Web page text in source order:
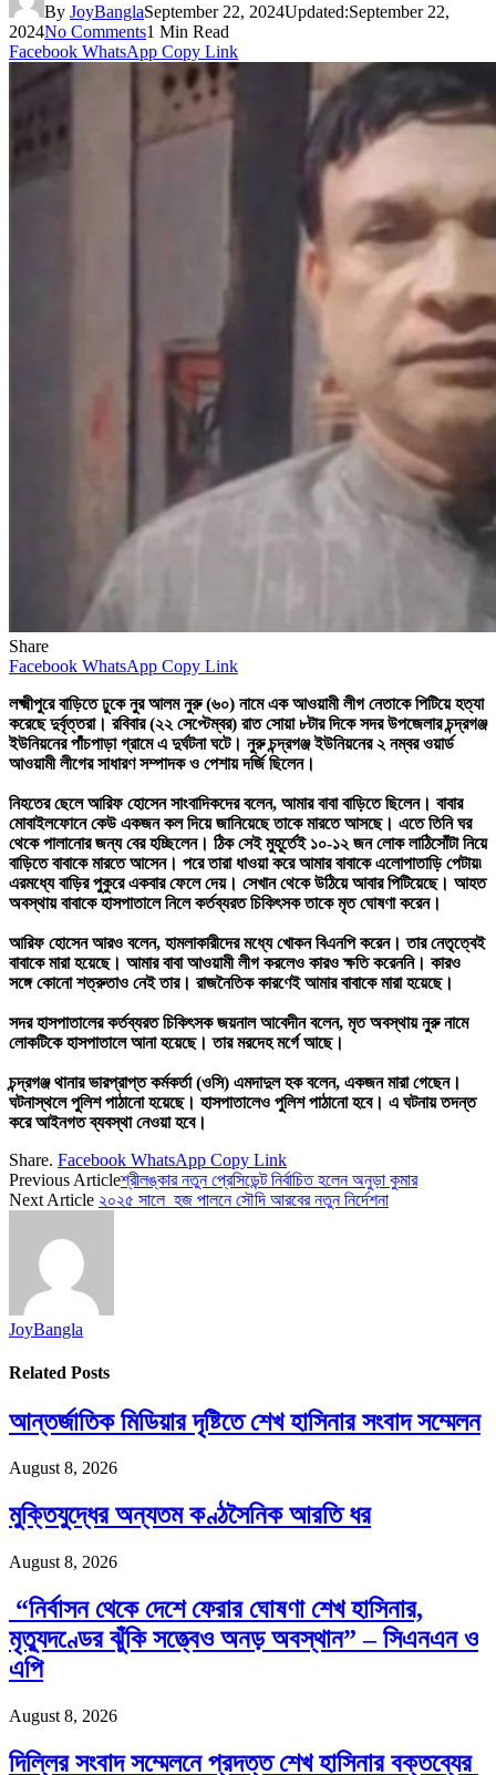
By JoyBanglaSeptember 22, 2024Updated:September 22,
2024No Comments1 Min Read
Facebook WhatsApp Copy Link
Share
Facebook WhatsApp Copy Link
লক্ষ্মীপুরে বাড়িতে ঢুকে নুর আলম নুরু (৬০) নামে এক আওয়ামী লীগ নেতাকে পিটিয়ে হত্যা
করেছে দুর্বৃত্তরা। রবিবার (২২ সেপ্টেম্বর) রাত সোয়া ৮টার দিকে সদর উপজেলার চন্দ্রগঞ্জ
ইউনিয়নের পাঁচপাড়া গ্রামে এ দুর্ঘটনা ঘটে। নুরু চন্দ্রগঞ্জ ইউনিয়নের ২ নম্বর ওয়ার্ড
আওয়ামী লীগের সাধারণ সম্পাদক ও পেশায় দর্জি ছিলেন।
নিহতের ছেলে আরিফ হোসেন সাংবাদিকদের বলেন, আমার বাবা বাড়িতে ছিলেন। বাবার
মোবাইলফোনে কেউ একজন কল দিয়ে জানিয়েছে তাকে মারতে আসছে। এতে তিনি ঘর
থেকে পালানোর জন্য বের হচ্ছিলেন। ঠিক সেই মুহূর্তেই ১০-১২ জন লোক লাঠিসোঁটা নিয়ে
বাড়িতে বাবাকে মারতে আসেন। পরে তারা ধাওয়া করে আমার বাবাকে এলোপাতাড়ি পেটায়৷
এরমধ্যে বাড়ির পুকুরে একবার ফেলে দেয়। সেখান থেকে উঠিয়ে আবার পিটিয়েছে। আহত
অবস্থায় বাবাকে হাসপাতালে নিলে কর্তব্যরত চিকিৎসক তাকে মৃত ঘোষণা করেন।
আরিফ হোসেন আরও বলেন, হামলাকারীদের মধ্যে খোকন বিএনপি করেন। তার নেতৃত্বেই
বাবাকে মারা হয়েছে। আমার বাবা আওয়ামী লীগ করলেও কারও ক্ষতি করেননি। কারও
সঙ্গে কোনো শত্রুতাও নেই তার। রাজনৈতিক কারণেই আমার বাবাকে মারা হয়েছে।
সদর হাসপাতালের কর্তব্যরত চিকিৎসক জয়নাল আবেদীন বলেন, মৃত অবস্থায় নুরু নামে
লোকটিকে হাসপাতালে আনা হয়েছে। তার মরদেহ মর্গে আছে।
চন্দ্রগঞ্জ থানার ভারপ্রাপ্ত কর্মকর্তা (ওসি) এমদাদুল হক বলেন, একজন মারা গেছেন।
ঘটনাস্থলে পুলিশ পাঠানো হয়েছে। হাসপাতালেও পুলিশ পাঠানো হবে। এ ঘটনায় তদন্ত
করে আইনগত ব্যবস্থা নেওয়া হবে।
Share. Facebook WhatsApp Copy Link
Previous Articleশ্রীলঙ্কার নতুন প্রেসিডেন্ট নির্বাচিত হলেন অনুড়া কুমার
Next Article ২০২৫ সালে হজ পালনে সৌদি আরবের নতুন নির্দেশনা
JoyBangla
Related Posts
আন্তর্জাতিক মিডিয়ার দৃষ্টিতে শেখ হাসিনার সংবাদ সম্মেলন
August 8, 2026
মুক্তিযুদ্ধের অন্যতম কণ্ঠসৈনিক আরতি ধর
August 8, 2026
“নির্বাসন থেকে দেশে ফেরার ঘোষণা শেখ হাসিনার,
মৃত্যুদণ্ডের ঝুঁকি সত্ত্বেও অনড় অবস্থান” – সিএনএন ও
এপি
August 8, 2026
দিল্লির সংবাদ সম্মেলনে প্রদত্ত শেখ হাসিনার বক্তব্যের